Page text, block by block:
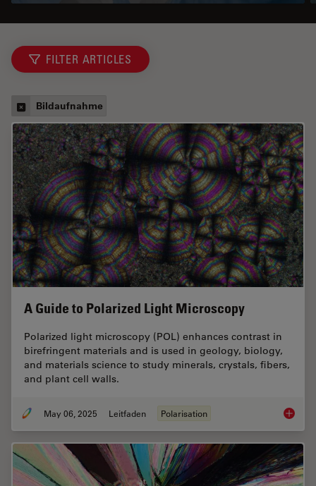
FILTER ARTICLES
Bildaufnahme
A Guide to Polarized Light Microscopy
Polarized light microscopy (POL) enhances contrast in
birefringent materials and is used in geology, biology,
and materials science to study minerals, crystals, fibers,
and plant cell walls.
May 06, 2025 Leitfaden Polarisation A